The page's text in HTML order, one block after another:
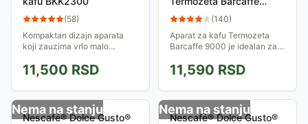
(58)
Kompaktan dizajn aparata
koji zauzima vrlo malo
Autentični ukus turske kafe.
11,500 RSD
9000 74527A
(140)
Aparat za kafu Termozeta
Barcaffe 9000 je idealan za
kapućina ili instant kafe. Ima
mlaznicu za dve šoljice kafe.
Snaga 850...
11,590 RSD
Nema na stanju
Nescafé® Dolce Gusto®
Nema na stanju
Nescafé® Dolce Gusto®